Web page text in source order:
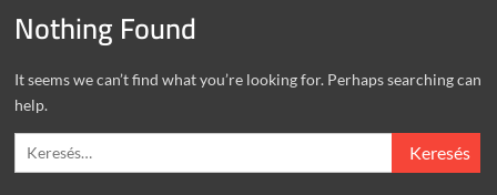
Kamion és személyautó csapódott egymásnak
Szombathelynél
Hihetetlen, mi történt az igazoltatásnál
Súlyos baleset a 37-es főúton
Nothing Found
It seems we can’t find what you’re looking for. Perhaps searching can
help.
Keresés: